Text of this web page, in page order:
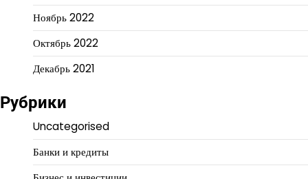
Ноябрь 2022
Октябрь 2022
Декабрь 2021
Рубрики
Uncategorised
Банки и кредиты